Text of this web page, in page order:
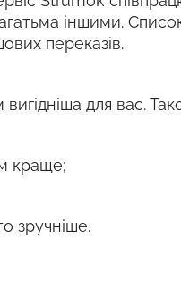
іншими.
переказів.
для вас.
краще;
зручніше.